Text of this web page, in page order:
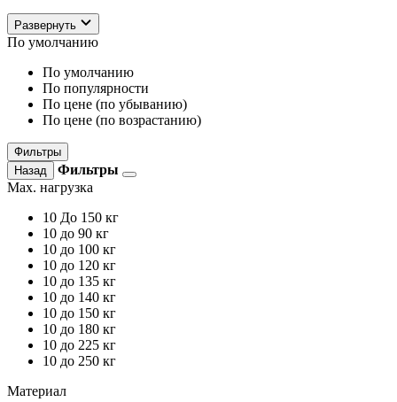
Развернуть
По умолчанию
По умолчанию
По популярности
По цене (по убыванию)
По цене (по возрастанию)
Фильтры
Назад
Фильтры
Max. нагрузка
10 До 150 кг
10 до 90 кг
10 до 100 кг
10 до 120 кг
10 до 135 кг
10 до 140 кг
10 до 150 кг
10 до 180 кг
10 до 225 кг
10 до 250 кг
Материал